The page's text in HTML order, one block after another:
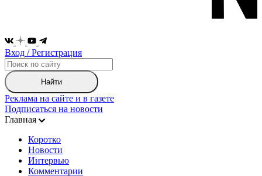
Вход / Регистрация
Найти
Реклама на сайте и в газете
Подписаться на новости
Главная
Коротко
Новости
Интервью
Комментарии